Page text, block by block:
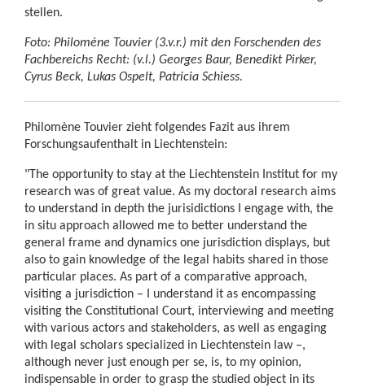
stellen.
Foto: Philomène Touvier (3.v.r.) mit den Forschenden des
Fachbereichs Recht: (v.l.) Georges Baur, Benedikt Pirker,
Cyrus Beck, Lukas Ospelt, Patricia Schiess.
Philomène Touvier zieht folgendes Fazit aus ihrem
Forschungsaufenthalt in Liechtenstein:
"The opportunity to stay at the Liechtenstein Institut for my
research was of great value. As my doctoral research aims
to understand in depth the jurisidictions I engage with, the
in situ approach allowed me to better understand the
general frame and dynamics one jurisdiction displays, but
also to gain knowledge of the legal habits shared in those
particular places. As part of a comparative approach,
visiting a jurisdiction – I understand it as encompassing
visiting the Constitutional Court, interviewing and meeting
with various actors and stakeholders, as well as engaging
with legal scholars specialized in Liechtenstein law –,
although never just enough per se, is, to my opinion,
indispensable in order to grasp the studied object in its